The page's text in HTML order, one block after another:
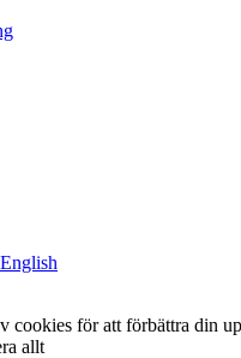
cookies för att förbättra din
allt